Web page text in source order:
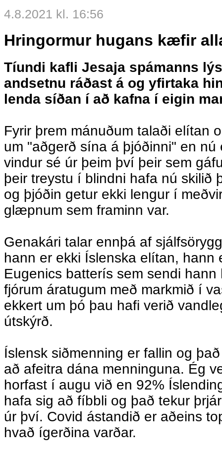
4.8.2021 kl. 16:56
Hringormur hugans kæfir
Tíundi kafli Jesaja spámanns
andsetnu ráðast á og yfirtaka
lenda síðan í að kafna í eigin
Fyrir þrem mánuðum talaði elítan
um "aðgerð sína á þjóðinni" en nú
vindur sé úr þeim því þeir sem
þeir treystu í blindni hafa nú skilið
og þjóðin getur ekki lengur í
glæpnum sem framinn var.
Genakári talar ennþá af
hann er ekki Íslenska elítan, hann
Eugenics batterís sem sendi
fjórum áratugum með markmið í
ekkert um þó þau hafi verið
útskýrð.
Íslensk siðmenning er fallin og
að afeitra dána menninguna. Ég
horfast í augu við en 92%
hafa sig að fíbbli og það tekur
úr því. Covid ástandið er aðeins
hvað ígerðina varðar.